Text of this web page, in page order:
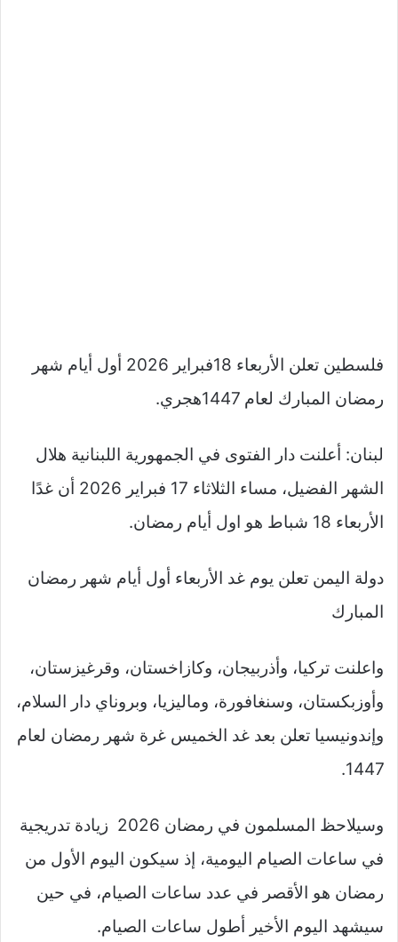
فلسطين تعلن الأربعاء 18فبراير 2026 أول أيام شهر
رمضان المبارك لعام 1447هجري.
لبنان: أعلنت دار الفتوى في الجمهورية اللبنانية هلال
الشهر الفضيل، مساء الثلاثاء 17 فبراير 2026 أن غدًا
الأربعاء 18 شباط هو اول أيام رمضان.
دولة اليمن تعلن يوم غد الأربعاء أول أيام شهر رمضان
المبارك
واعلنت تركيا، وأذربيجان، وكازاخستان، وقرغيزستان،
وأوزبكستان، وسنغافورة، وماليزيا، وبروناي دار السلام،
وإندونيسيا تعلن بعد غد الخميس غرة شهر رمضان لعام
1447.
وسيلاحظ المسلمون في رمضان 2026 زيادة تدريجية
في ساعات الصيام اليومية، إذ سيكون اليوم الأول من
رمضان هو الأقصر في عدد ساعات الصيام، في حين
سيشهد اليوم الأخير أطول ساعات الصيام.